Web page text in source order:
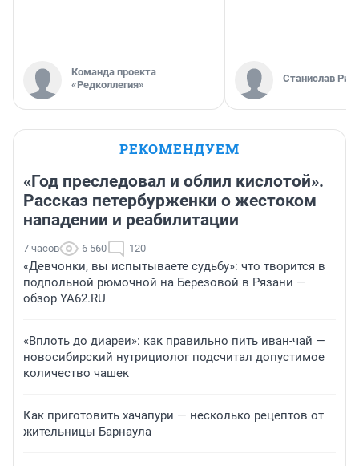
Команда проекта
«Редколлегия»
Станислав
РЕКОМЕНДУЕМ
«Год преследовал и облил кислотой».
Рассказ петербурженки о жестоком
нападении и реабилитации
7 часов 6 560 120
«Девчонки, вы испытываете судьбу»: что творится в
подпольной рюмочной на Березовой в Рязани —
обзор YA62.RU
«Вплоть до диареи»: как правильно пить иван-чай —
новосибирский нутрициолог подсчитал допустимое
количество чашек
Как приготовить хачапури — несколько рецептов от
жительницы Барнаула